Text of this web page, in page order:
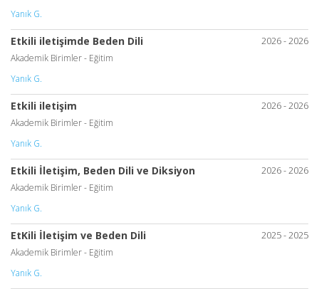
Yanık G.
2026 - 2026
Etkili iletişimde Beden Dili
Akademik Birimler - Eğitim
Yanık G.
2026 - 2026
Etkili iletişim
Akademik Birimler - Eğitim
Yanık G.
2026 - 2026
Etkili İletişim, Beden Dili ve Diksiyon
Akademik Birimler - Eğitim
Yanık G.
2025 - 2025
EtKili İletişim ve Beden Dili
Akademik Birimler - Eğitim
Yanık G.